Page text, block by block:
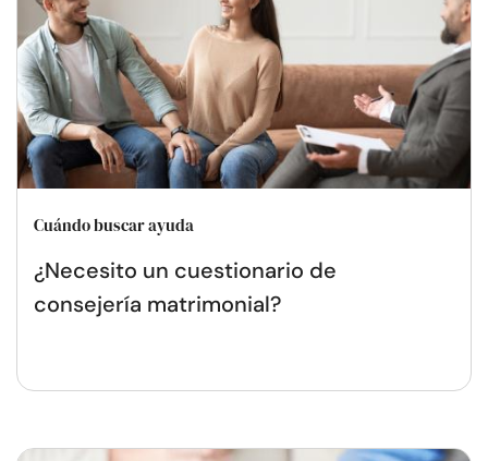
Cuándo buscar ayuda
¿Necesito un cuestionario de
consejería matrimonial?